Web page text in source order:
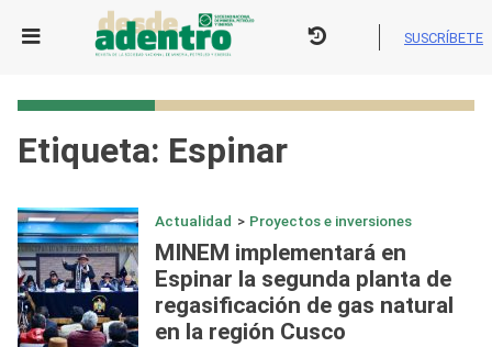
SUSCRÍBETE
Etiqueta: Espinar
Actualidad > Proyectos e inversiones
MINEM implementará en
Espinar la segunda planta de
regasificación de gas natural
en la región Cusco